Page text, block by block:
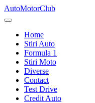
Skip
to
AutoMotorClub
Totul
masini
pasionatii
masini
Home
Stiri Auto
Formula 1
Stiri Moto
Diverse
Contact
Test Drive
Credit Auto